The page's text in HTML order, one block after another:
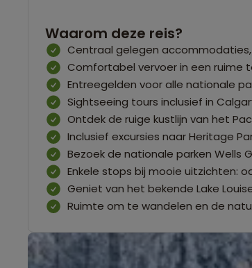
Waarom deze reis?
Centraal gelegen
Comfortabel vervoer in een ruime
Entreegelden voor alle nationale
Sightseeing tours inclusief in
Ontdek de ruige kustlijn van het
Inclusief excursies naar Heritage
Bezoek de nationale parken Wells
Enkele stops bij mooie uitzichten:
Geniet van het bekende Lake
Ruimte om te wandelen en de